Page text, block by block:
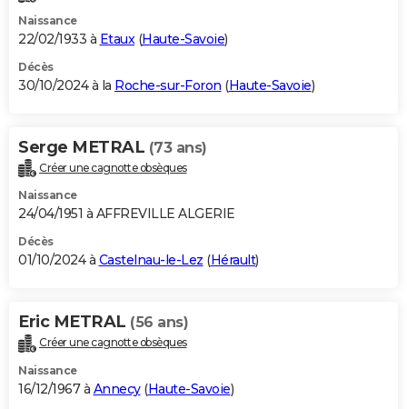
Naissance
22/02/1933 à Etaux (Haute-Savoie)
Décès
30/10/2024 à la Roche-sur-Foron (Haute-Savoie)
Serge METRAL (73 ans)
Créer une cagnotte obsèques
Naissance
24/04/1951 à AFFREVILLE ALGERIE
Décès
01/10/2024 à Castelnau-le-Lez (Hérault)
Eric METRAL (56 ans)
Créer une cagnotte obsèques
Naissance
16/12/1967 à Annecy(Haute-Savoie)